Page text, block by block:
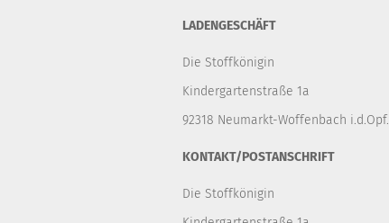
LADENGESCHÄFT
Die Stoffkönigin
Kindergartenstraße 1a
92318 Neumarkt-Woffenbach i.d.Opf.
KONTAKT/POSTANSCHRIFT
Die Stoffkönigin